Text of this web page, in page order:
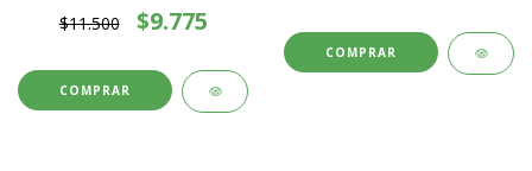
$11.500 $9.775